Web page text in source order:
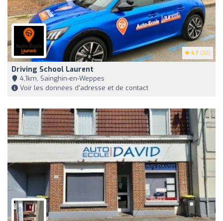
4.7 (30)
Driving School Laurent
4,1km, Sainghin-en-Weppes
Voir les données d'adresse et de contact